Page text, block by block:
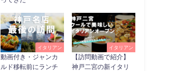
イタリアン
動画付き・ジャンカ
ルド移転前にランチ
イタリアン
【訪問動画で紹介】
神戸二宮の新イタリ